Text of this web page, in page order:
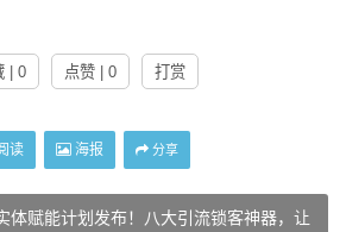
| 0 点赞 | 0 打赏
读 海报 分享
体赋能计划发布！八大引流锁客神器，让